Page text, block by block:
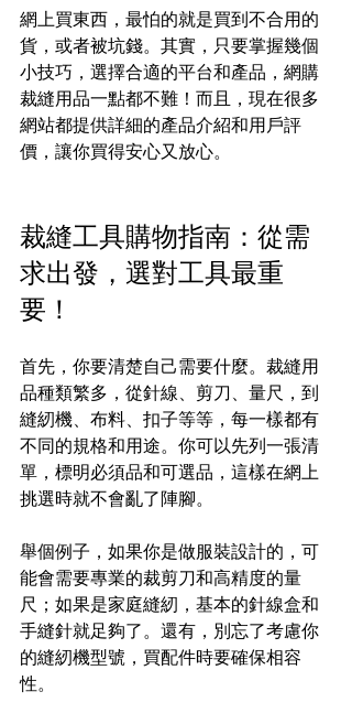
網上買東西，最怕的就是買到不合用的
貨，或者被坑錢。其實，只要掌握幾個
小技巧，選擇合適的平台和產品，網購
裁縫用品一點都不難！而且，現在很多
網站都提供詳細的產品介紹和用戶評
價，讓你買得安心又放心。
裁縫工具購物指南：從需
求出發，選對工具最重
要！
首先，你要清楚自己需要什麼。裁縫用
品種類繁多，從針線、剪刀、量尺，到
縫紉機、布料、扣子等等，每一樣都有
不同的規格和用途。你可以先列一張清
單，標明必須品和可選品，這樣在網上
挑選時就不會亂了陣腳。
舉個例子，如果你是做服裝設計的，可
能會需要專業的裁剪刀和高精度的量
尺；如果是家庭縫紉，基本的針線盒和
手縫針就足夠了。還有，別忘了考慮你
的縫紉機型號，買配件時要確保相容
性。